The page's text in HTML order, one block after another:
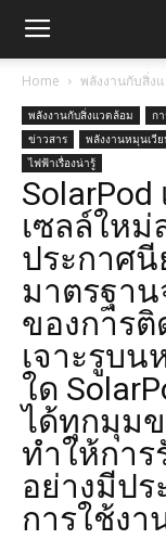
Home พลังงานกับสิ่ง
พลังงานกับสิ่งแวดล้อม ก
ข่าวสาร
พลังงานหมุนเวี
ไฟฟ้าเรื่องน่ารู้
เซลล์ใหม่
ประกาศนี
มาตรฐาน
ของการติ
เจาะรูบน
ใด
ได้ทุกมุม
ทำให้การ
อย่างมีป
การใช้งา